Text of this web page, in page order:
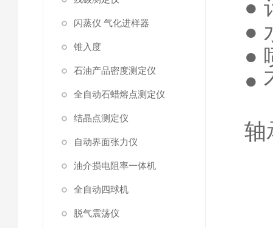
闪蒸仪 气化进样器
锥入度
石油产品密度测定仪
全自动石蜡熔点测定仪
结晶点测定仪
自动界面张力仪
油介损电阻率一体机
全自动四球机
脱气震荡仪
●
●
●
●
轴